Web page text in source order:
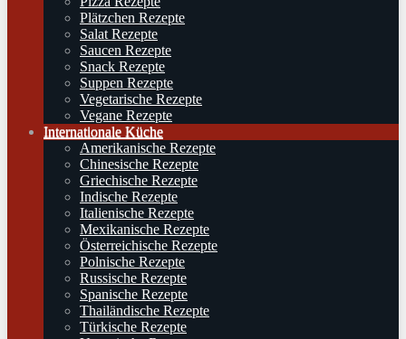
Plätzchen Rezepte
Salat Rezepte
Saucen Rezepte
Snack Rezepte
Suppen Rezepte
Vegetarische Rezepte
Vegane Rezepte
Internationale Küche
Amerikanische Rezepte
Chinesische Rezepte
Griechische Rezepte
Indische Rezepte
Italienische Rezepte
Mexikanische Rezepte
Österreichische Rezepte
Polnische Rezepte
Russische Rezepte
Spanische Rezepte
Thailändische Rezepte
Türkische Rezepte